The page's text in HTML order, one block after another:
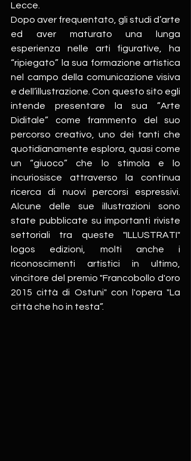
Lecce.
Dopo aver frequentato, gli studi d’arte
ed aver maturato una lunga
esperienza nelle arti figurative, ha
“ripiegato” la sua formazione artistica
nel campo della comunicazione visiva
e dell’illustrazione. Con questo sito egli
intende presentare la sua ”Arte
Diditale” come frammento del suo
percorso creativo, uno dei tanti che
quotidianamente esplora, quasi come
un “giuoco” che lo stimola e lo
incuriosisce attraverso la continua
ricerca di nuovi percorsi espressivi.
Alcune delle sue illustrazioni sono
state pubblicate su importanti riviste
settoriali tra queste "ILLUSTRATI"
logos edizioni, molti anche i
riconoscimenti artistici in ultimo,
vincitore del premio "Francobollo d'oro
2015 città di Ostuni" con l'opera "La
città che ho in testa”.